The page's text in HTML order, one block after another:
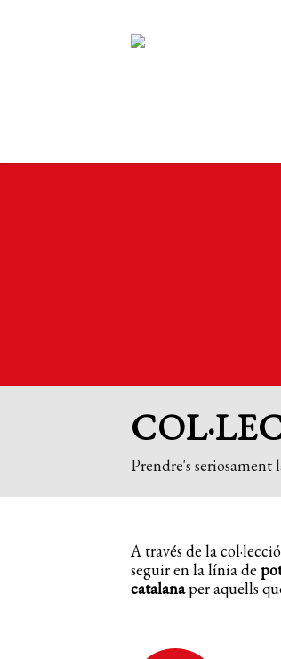
Prendre's
A través de la
seguir en la línia de
catalanaper aquells